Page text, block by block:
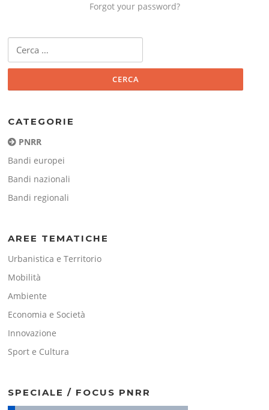
Forgot your password?
per:
CATEGORIE
PNRR
Bandi europei
Bandi nazionali
Bandi regionali
AREE TEMATICHE
Urbanistica e Territorio
Mobilità
Ambiente
Economia e Società
Innovazione
Sport e Cultura
SPECIALE / FOCUS PNRR